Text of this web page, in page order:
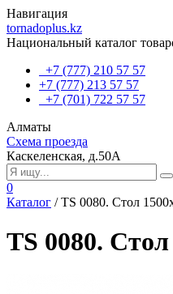
Навигация
tornadoplus.kz
Национальный каталог
+7 (777) 210 57 57
+7 (777) 213 57 57
+7 (701) 722 57 57
Алматы
Схема проезда
Каскеленская, д.50А
0
Каталог /TS 0080. Стол
TS 0080. Стол